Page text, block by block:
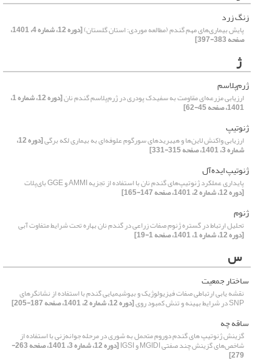
زنگ زرد
پایش بیماری‌های مهم گندم (مطالعه موردی: استان گلستان) [دوره 12، شماره 4، 1401،
صفحه 383-397]
ژ
ژرم‌پلاسم
ارزیابی مزرعه‌ای مقاومت به سفیدک پودری در ژرم‌پلاسم گندم نان [دوره 12، شماره 1،
1401، صفحه 45-62]
ژنوتیپ
ارزیابی واکنش لاین‌‌ها و هیبریدهای سورگوم علوفه‌‌ای به بیماری لکه برگی [دوره 12،
شماره 3، 1401، صفحه 315-331]
ژنوتیپ ایده‌آل
پایداری عملکرد ژنوتیپ‌های گندم نان با استفاده از تجزیه AMMI و GGE بای‌پلات
[دوره 12، شماره 2، 1401، صفحه 147-165]
ژنوم
تحلیل ارتباط در گستره ژنوم صفات زراعی در گندم نان بهاره تحت شرایط متفاوت آبی
[دوره 12، شماره 1، 1401، صفحه 1-19]
س
ساختار جمعیت
نقشه یابی ارتباطی صفات فیزیولوژیک و بیوشیمیایی گندم با استفاده از نشانگرهای
SNP در شرایط بهینه و تنش کمبود روی [دوره 12، شماره 2، 1401، صفحه 187-205]
ساقه چه
گزینش ژنوتیپ های گندم دوروم متحمل به شوری در مرحله جوانه‌زنی با استفاده از
شاخص‌های گزینش چند صفتی MGIDI و IGSI [دوره 12، شماره 3، 1401، صفحه 263-
279]